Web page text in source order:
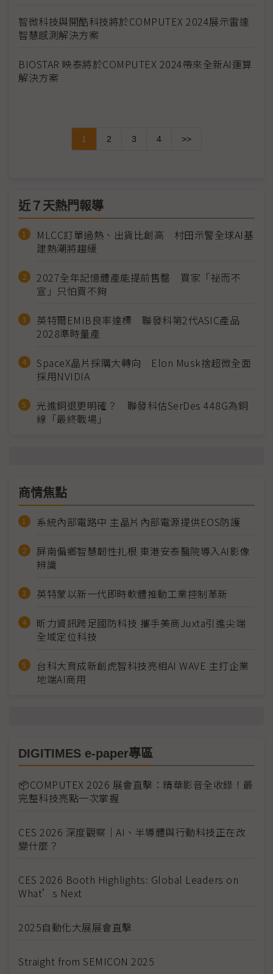
智微科技與開酷科技將於COMPUTEX 2024展示雷達
智慧感測解決方案
BIOSTAR 映泰將於COMPUTEX 2024帶來全新AI運算
解決方案
1 2 3 4 >>
近７天熱門報導
MLCC訂單過熱、出貨比創高 村田示警全球AI基
建熱潮將趨緩
2027全年記憶體產能提前售罄 買家「祕而不
宣」只怕買不夠
英特爾EMIB良率達標 聯發科第2代ASIC產品
2028準時量產
SpaceX晶片採購大轉向 Elon Musk捨超微全面
採用NVIDIA
光進銅退更明確？ 聯發科估SerDes 448G為銅
線「最終戰場」
商情焦點
系統內部電路中 主晶片內部電源提供EOS防護
屏南偏鄉智慧韌性扎根 東港安泰醫院導入AI影像
辨識
英特蒙以新一代即時軟體推動工業控制革新
昕力資訊跨足國防科技 攜手美商Juxta引進尖端
全域定位科技
台科大育成新創虎智科技亮相AI WAVE 主打企業
地端AI商用
DIGITIMES e-paper專區
📦COMPUTEX 2026 展會直擊：精華影音全收錄！最
完整科技亮點一次掌握
CES 2026 深度觀察｜AI、半導體與行動科技正在改
變什麼？
CES 2026 Booth Highlights: Global Leaders on
What’s Next
2025自動化大展展會直擊
Straight from SEMICON 2025